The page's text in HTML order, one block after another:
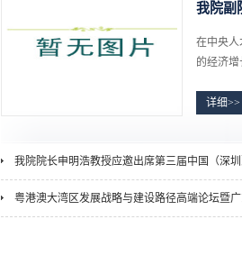
我院副
在中央人
的经济
详细>>
我院院长申明浩教授应邀出席第三届中国（深
粤港澳大湾区发展战略与建设路径高端论坛暨